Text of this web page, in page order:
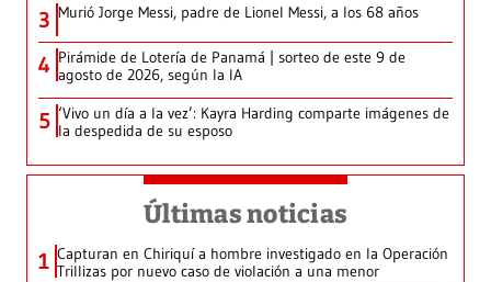
3 Murió Jorge Messi, padre de Lionel Messi, a los 68 años
4 Pirámide de Lotería de Panamá | sorteo de este 9 de
agosto de 2026, según la IA
5 ‘Vivo un día a la vez’: Kayra Harding comparte imágenes de
la despedida de su esposo
Últimas noticias
1 Capturan en Chiriquí a hombre investigado en la Operación
Trillizas por nuevo caso de violación a una menor